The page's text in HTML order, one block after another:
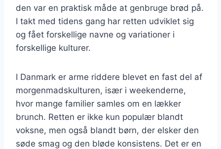
den var en praktisk måde at genbruge brød på.
I takt med tidens gang har retten udviklet sig
og fået forskellige navne og variationer i
forskellige kulturer.
I Danmark er arme riddere blevet en fast del af
morgenmadskulturen, især i weekenderne,
hvor mange familier samles om en lækker
brunch. Retten er ikke kun populær blandt
voksne, men også blandt børn, der elsker den
søde smag og den bløde konsistens. Det er en